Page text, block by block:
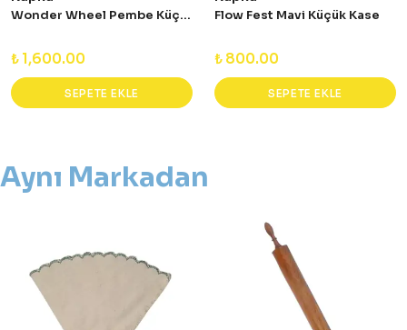
Wonder Wheel Pembe Küçük Sahan
₺ 1,600.00
SEPETE EKLE
Flow Fest Mavi Küçük Kase
₺ 800.00
SEPETE EKLE
Aynı Markadan